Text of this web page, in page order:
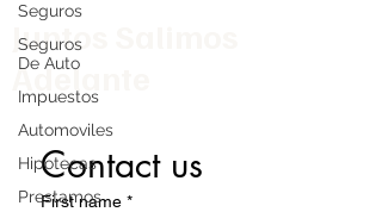
Seguros
Seguros
De Auto
Impuestos
Automoviles
Hipotecas
Prestamos
Juntos Salimos
Adelante
Contact us
First name *